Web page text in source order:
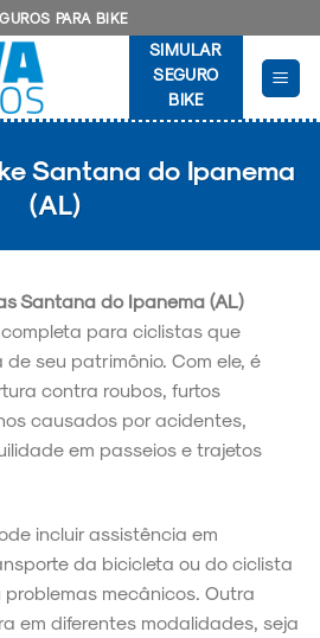
PARA BIKE
SIMULAR
SEGURO
BIKE
Santana do Ipanema
(AL)
Santana do Ipanema (AL)
para ciclistas que
seu patrimônio. Com ele, é
contra roubos, furtos
causados por acidentes,
em passeios e trajetos
incluir assistência em
da bicicleta ou do ciclista
mecânicos. Outra
em diferentes modalidades, seja